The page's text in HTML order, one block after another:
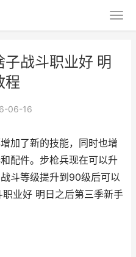
战斗职业好 明
程
06-16
加了新的技能，同时也增
配件。步枪兵现在可以升
斗等级提升到90级后可以
业好 明日之后第三季新手